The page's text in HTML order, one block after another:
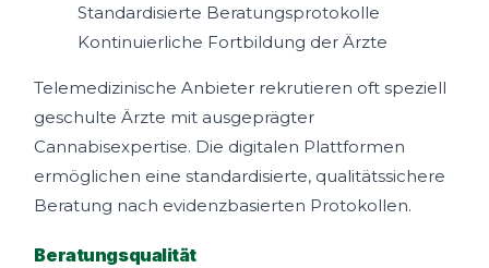
Standardisierte Beratungsprotokolle
Kontinuierliche Fortbildung der Ärzte
Telemedizinische Anbieter rekrutieren oft speziell
geschulte Ärzte mit ausgeprägter
Cannabisexpertise. Die digitalen Plattformen
ermöglichen eine standardisierte, qualitätssichere
Beratung nach evidenzbasierten Protokollen.
Beratungsqualität